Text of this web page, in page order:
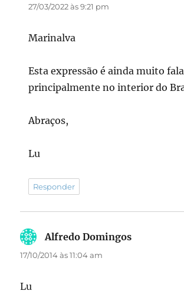
27/03/2022 às 9:21 pm
Marinalva
Esta expressão é ainda muito
principalmente no interior do
Abraços,
Lu
Responder
Alfredo Domingos
17/10/2014 às 11:04 am
Lu